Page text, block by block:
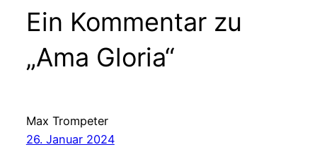
Ein Kommentar zu
„Ama Gloria“
Max Trompeter
26. Januar 2024